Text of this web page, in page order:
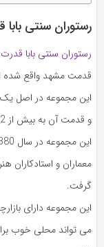
رستوران سنتی بابا
رستوران سنتی بابا قدرت
قدمت مشهد واقع
این مجموعه در اصل یک
و قدمت آن به بیش از 2 قرن می رسد.
معماران و استادکاران
گرفت.
این مجموعه دارای
می تواند محلی خوب